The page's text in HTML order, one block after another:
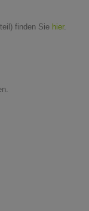
finden Sie hier.